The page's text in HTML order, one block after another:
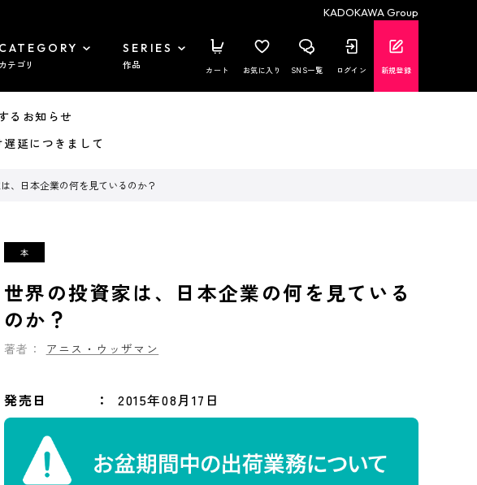
KADOKAWA Group
CATEGORY
カテゴリ
SERIES
作品 カート お気に入り SNS一覧 ログイン 新規登録
るお知らせ
延につきまして
、日本企業の何を見ているのか？
世界の投資家は、日本企業の何を見ている
のか？
著者： アニス・ウッザマン
発売日 2015年08月17日